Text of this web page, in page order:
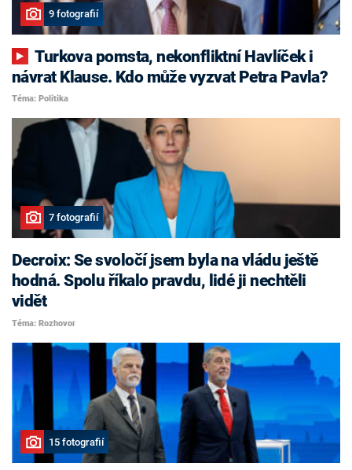
9 fotografií
Turkova pomsta, nekonfliktní Havlíček i
návrat Klause. Kdo může vyzvat Petra Pavla?
Téma: Politika
7 fotografií
Decroix: Se svoločí jsem byla na vládu ještě
hodná. Spolu říkalo pravdu, lidé ji nechtěli
vidět
Téma: Rozhovor
15 fotografií